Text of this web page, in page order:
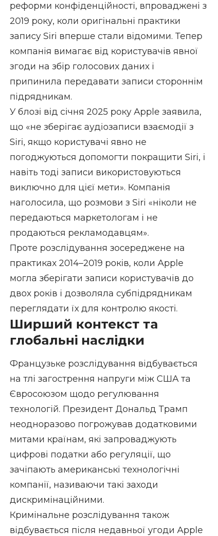
реформи конфіденційності, впроваджені з
2019 року, коли оригінальні практики
запису Siri вперше стали відомими. Тепер
компанія вимагає від користувачів явної
згоди на збір голосових даних і
припинила передавати записи стороннім
підрядникам.
У блозі від січня 2025 року Apple заявила,
що «не зберігає аудіозаписи взаємодії з
Siri, якщо користувачі явно не
погоджуються допомогти покращити Siri, і
навіть тоді записи використовуються
виключно для цієї мети». Компанія
наголосила, що розмови з Siri «ніколи не
передаються маркетологам і не
продаються рекламодавцям».
Проте розслідування зосереджене на
практиках 2014–2019 років, коли Apple
могла зберігати записи користувачів до
двох років і дозволяла субпідрядникам
переглядати їх для контролю якості.
Ширший контекст та
глобальні наслідки
Французьке розслідування відбувається
на тлі загострення напруги між США та
Євросоюзом щодо регулювання
технологій. Президент Дональд Трамп
неодноразово погрожував додатковими
митами країнам, які запроваджують
цифрові податки або регуляції, що
зачіпають американські технологічні
компанії, називаючи такі заходи
дискримінаційними.
Кримінальне розслідування також
відбувається після недавньої угоди Apple